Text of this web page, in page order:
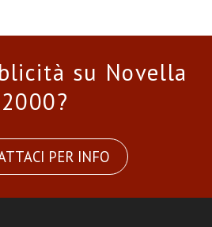
su Novella
2000?
PER INFO